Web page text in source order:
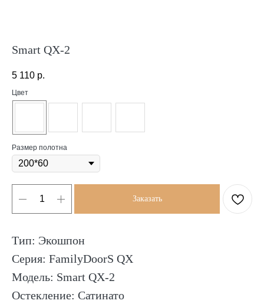
Smart QX-2
5 110 р.
Цвет
Размер полотна
Заказать
Тип: Экошпон
Серия: FamilyDoorS QX
Модель: Smart QX-2
Остекление: Cатинато